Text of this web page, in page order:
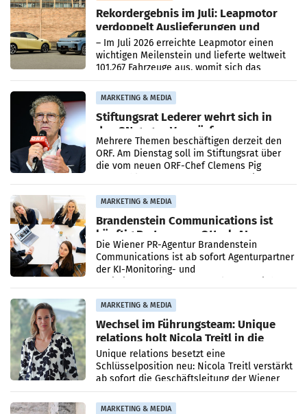
Rekordergebnis im Juli: Leapmotor
verdoppelt Auslieferungen und
überschreitet die 100.000er-Marke
– Im Juli 2026 erreichte Leapmotor einen
wichtigen Meilenstein und lieferte weltweit
101.267 Fahrzeuge aus, womit sich das
Ergebnis gegenüber Juli 2025 mehr als
verdoppelte (+102
MARKETING & MEDIA
Stiftungsrat Lederer wehrt sich in
den SN gegen Vorwürfe
Mehrere Themen beschäftigen derzeit den
ORF. Am Dienstag soll im Stiftungsrat über
die vom neuen ORF-Chef Clemens Pig
MARKETING & MEDIA
Brandenstein Communications ist
künftig Partner von OtterlyAI
Die Wiener PR-Agentur Brandenstein
Communications ist ab sofort Agenturpartner
der KI-Monitoring- und
MARKETING & MEDIA
Wechsel im Führungsteam: Unique
relations holt Nicola Treitl in die
Geschäftsleitung
Unique relations besetzt eine
Schlüsselposition neu: Nicola Treitl verstärkt
ab sofort die Geschäftsleitung der Wiener
PR-Agentur an der Seite von Josef Kalina und
Anna Kalina-Mahr.
MARKETING & MEDIA